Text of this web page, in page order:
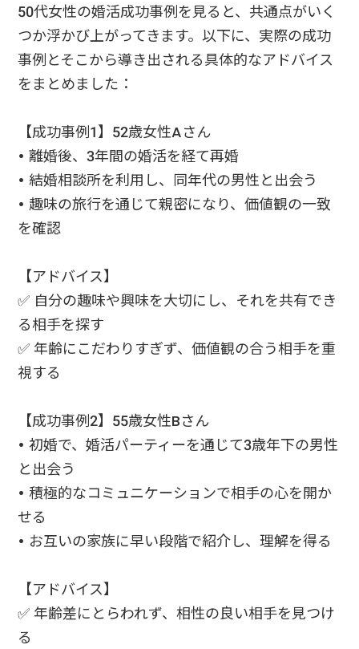
50代女性の婚活成功事例を見ると、共通点がいく
つか浮かび上がってきます。以下に、実際の成功
事例とそこから導き出される具体的なアドバイス
をまとめました：
【成功事例1】52歳女性Aさん
• 離婚後、3年間の婚活を経て再婚
• 結婚相談所を利用し、同年代の男性と出会う
• 趣味の旅行を通じて親密になり、価値観の一致
を確認
【アドバイス】
✅ 自分の趣味や興味を大切にし、それを共有でき
る相手を探す
✅ 年齢にこだわりすぎず、価値観の合う相手を重
視する
【成功事例2】55歳女性Bさん
• 初婚で、婚活パーティーを通じて3歳年下の男性
と出会う
• 積極的なコミュニケーションで相手の心を開か
せる
• お互いの家族に早い段階で紹介し、理解を得る
【アドバイス】
✅ 年齢差にとらわれず、相性の良い相手を見つけ
る